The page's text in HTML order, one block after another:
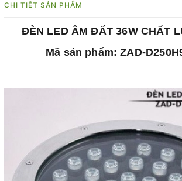
CHI TIẾT SẢN PHẨM
ĐÈN LED ÂM ĐẤT 36W CHẤT
Mã sản phẩm: ZAD-